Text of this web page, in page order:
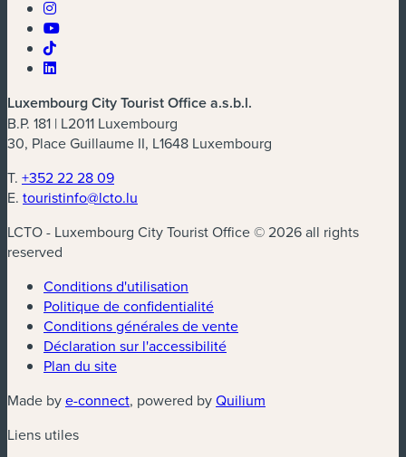
Luxembourg City Tourist Office a.s.b.l.
B.P. 181 | L2011 Luxembourg
30, Place Guillaume II, L1648 Luxembourg
T. +352 22 28 09
E. touristinfo@lcto.lu
LCTO - Luxembourg City Tourist Office © 2026 all rights
reserved
Conditions d'utilisation
Politique de confidentialité
Conditions générales de vente
Déclaration sur l'accessibilité
Plan du site
Made bye-connect(nouvelle fenêtre)
, powered byQuilium
Liens utiles